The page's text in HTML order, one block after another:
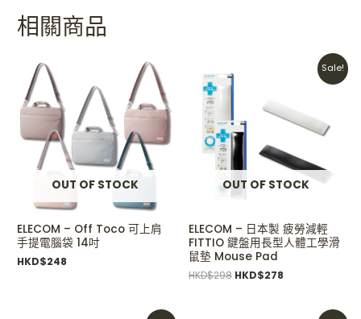
相關商品
OUT OF STOCK
ELECOM – Off Toco 可上肩
手提電腦袋 14吋
HKD$248
Sale!
OUT OF STOCK
ELECOM – 日本製 疲勞減輕
FITTIO 鍵盤用長型人體工學滑
鼠墊 Mouse Pad
HKD$298
price
HKD$278
Current